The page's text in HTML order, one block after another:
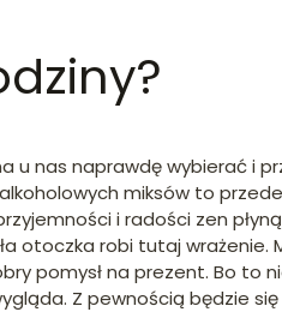
nas naprawdę wybierać i
miksów to
i radości zen
otoczka robi tutaj
pomysł na prezent. Bo to
Z pewnością będzie